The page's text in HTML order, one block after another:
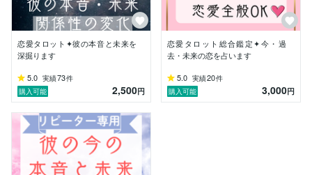
恋愛タロット✦彼の本音と未来を
深掘ります
5.0 実績73件
購入可能
2,500円
恋愛タロット総合鑑定✦今・過
去・未来の恋を占います
5.0 実績20件
購入可能
3,000円